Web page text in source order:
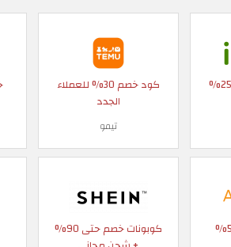
كود خصم 30% للعملاء
الجدد
تيمو
كوبونات خصم حتى 90%